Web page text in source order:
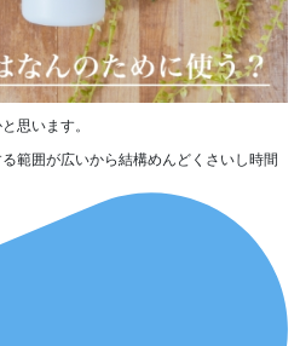
思います。
範囲が広いから結構めんどくさいし時間